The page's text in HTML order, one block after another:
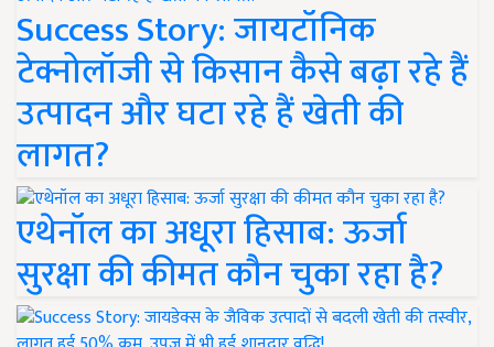
Success Story: जायटॉनिक
टेक्नोलॉजी से किसान कैसे बढ़ा रहे हैं
उत्पादन और घटा रहे हैं खेती की
लागत?
एथेनॉल का अधूरा हिसाब: ऊर्जा
सुरक्षा की कीमत कौन चुका रहा है?